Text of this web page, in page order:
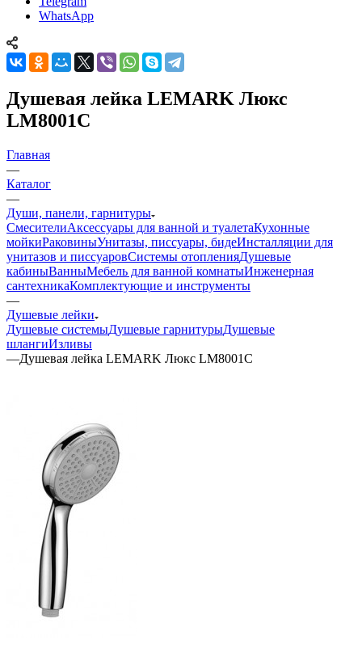
WhatsApp
Душевая лейка LEMARK Люкс
LM8001C
Главная
—
Каталог
—
Души, панели, гарнитуры
СмесителиАксессуары для ванной и туалетаКухонные
мойкиРаковиныУнитазы, писсуары, бидеИнсталляции для
унитазов и писсуаровСистемы отопленияДушевые
кабиныВанныМебель для ванной комнатыИнженерная
сантехникаКомплектующие и инструменты
—
Душевые лейки
Душевые системыДушевые гарнитурыДушевые
шлангиИзливы
—Душевая лейка LEMARK Люкс LM8001C